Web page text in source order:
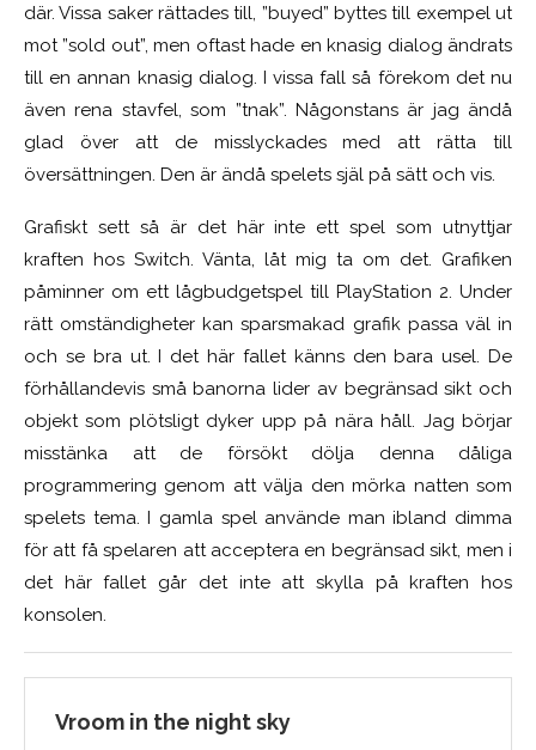
där. Vissa saker rättades till, ”buyed” byttes till exempel ut
mot ”sold out”, men oftast hade en knasig dialog ändrats
till en annan knasig dialog. I vissa fall så förekom det nu
även rena stavfel, som ”tnak”. Någonstans är jag ändå
glad över att de misslyckades med att rätta till
översättningen. Den är ändå spelets själ på sätt och vis.
Grafiskt sett så är det här inte ett spel som utnyttjar
kraften hos Switch. Vänta, låt mig ta om det. Grafiken
påminner om ett lågbudgetspel till PlayStation 2. Under
rätt omständigheter kan sparsmakad grafik passa väl in
och se bra ut. I det här fallet känns den bara usel. De
förhållandevis små banorna lider av begränsad sikt och
objekt som plötsligt dyker upp på nära håll. Jag börjar
misstänka att de försökt dölja denna dåliga
programmering genom att välja den mörka natten som
spelets tema. I gamla spel använde man ibland dimma
för att få spelaren att acceptera en begränsad sikt, men i
det här fallet går det inte att skylla på kraften hos
konsolen.
Vroom in the night sky